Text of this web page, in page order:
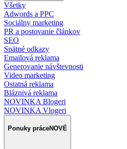
Všetky
Adwords a PPC
Sociálny marketing
PR a postovanie článkov
SEO
Spätné odkazy
Emailová reklama
Generovanie návštevnosti
Video marketing
Ostatná reklama
Bláznivá reklama
NOVINKA Blogeri
NOVINKA Vlogeri
Ponuky práceNOVÉ